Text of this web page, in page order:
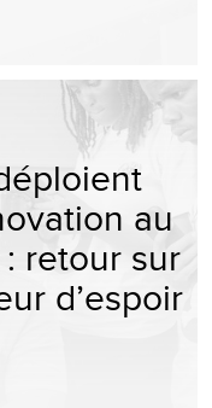
au
retour sur
d’espoir